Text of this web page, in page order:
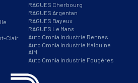
Clair
RAGUES Cherbourg
RAGUES Argentan
RAGUES Bayeux
RAGUES Le Mans
Auto Omnia Industrie Rennes
Auto Omnia Industrie Malouine
AIM
Auto Omnia Industrie Fougères